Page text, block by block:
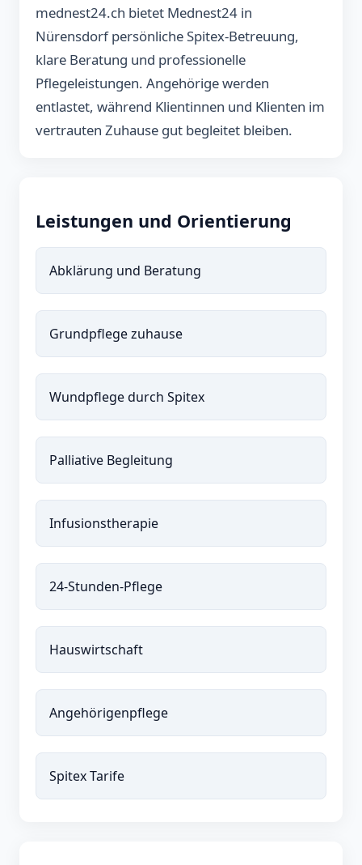
mednest24.ch bietet Mednest24 in
Nürensdorf persönliche Spitex-Betreuung,
klare Beratung und professionelle
Pflegeleistungen. Angehörige werden
entlastet, während Klientinnen und Klienten im
vertrauten Zuhause gut begleitet bleiben.
Leistungen und Orientierung
Abklärung und Beratung
Grundpflege zuhause
Wundpflege durch Spitex
Palliative Begleitung
Infusionstherapie
24-Stunden-Pflege
Hauswirtschaft
Angehörigenpflege
Spitex Tarife